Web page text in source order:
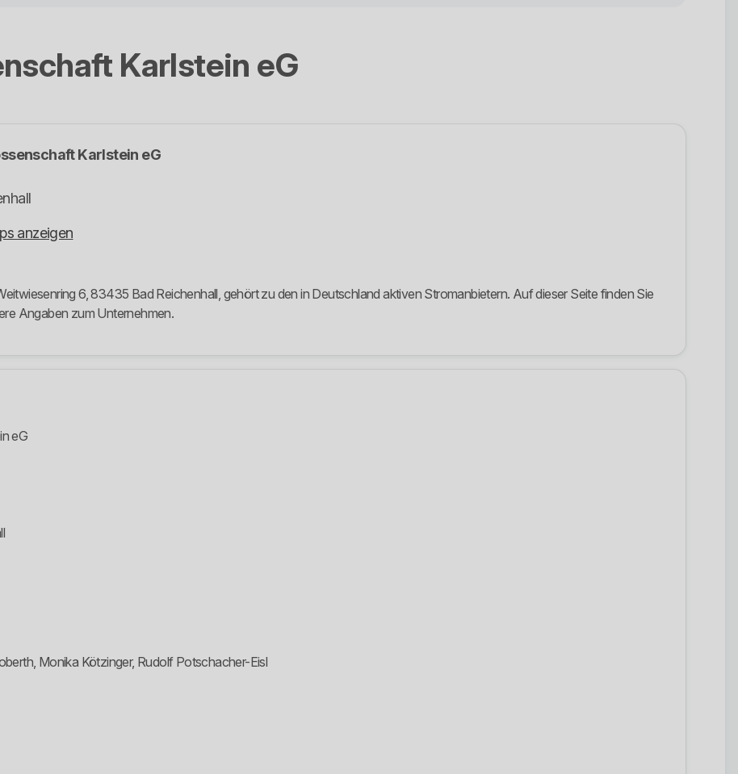
Karlstein eG
Karlstein eG
anzeigen
6, 83435 Bad Reichenhall, gehört zu den in Deutschland aktiven Stromanbietern. Auf dieser Seite finden Sie
Angaben zum Unternehmen.
eG
Monika Kötzinger, Rudolf Potschacher-Eisl